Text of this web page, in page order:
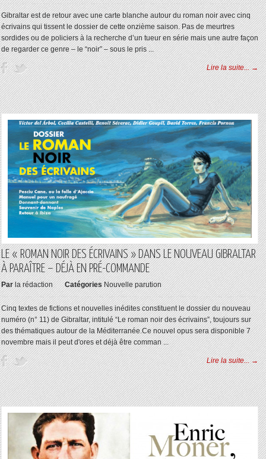
Gibraltar est de retour avec une carte blanche autour du roman noir avec cinq
écrivains qui tissent le dossier de cette onzième saison. Pas de meurtres
sordides ou de policiers à la recherche d’un tueur en série mais une autre façon
de regarder ce genre – le “noir” – sous le pris ...
Lire la suite... →
LE « ROMAN NOIR DES ÉCRIVAINS » DANS LE NOUVEAU GIBRALTAR
À PARAÎTRE – DÉJÀ EN PRÉ-COMMANDE
Par la rédaction Catégories Nouvelle parution
Cinq textes de fictions et nouvelles inédites constituent le dossier du nouveau
numéro (n° 11) de Gibraltar, intitulé “Le roman noir des écrivains”, toujours sur
des thématiques autour de la Méditerranée.Ce nouvel opus sera disponible 7
novembre mais il peut d'ores et déjà être comman ...
Lire la suite... →